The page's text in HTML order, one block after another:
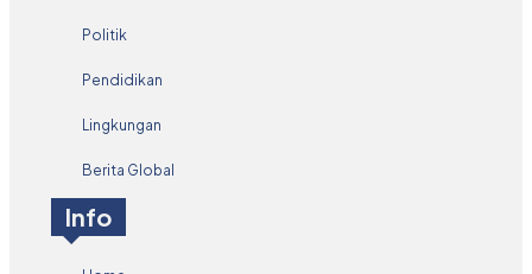
Politik
Pendidikan
Lingkungan
Berita Global
Info